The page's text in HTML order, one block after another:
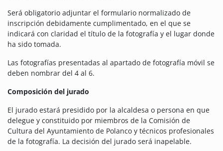
Será obligatorio adjuntar el formulario normalizado de
inscripción debidamente cumplimentado, en el que se
indicará con claridad el título de la fotografía y el lugar donde
ha sido tomada.
Las fotografías presentadas al apartado de fotografía móvil se
deben nombrar del 4 al 6.
Composición del jurado
El jurado estará presidido por la alcaldesa o persona en que
delegue y constituido por miembros de la Comisión de
Cultura del Ayuntamiento de Polanco y técnicos profesionales
de la fotografía. La decisión del jurado será inapelable.